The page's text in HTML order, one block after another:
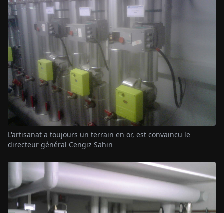
L'artisanat a toujours un terrain en or, est convaincu le
directeur général Cengiz Sahin